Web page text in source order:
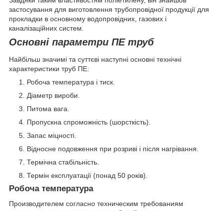
застосування для виготовлення трубопровідної продукції для
прокладки в основному водопровідних, газових і
каналізаційних систем.
Основні параметри ПЕ труб
Найбільш значимі та суттєві наступні основні технічні
характеристики труб ПЕ:
Робоча температура і тиск.
Діаметр вироби.
Питома вага.
Пропускна спроможність (шорсткість).
Запас міцності.
Відносне подовження при розриві і після нагрівання.
Термічна стабільність.
Термін експлуатації (понад 50 років).
Робоча температура
Производителем согласно техническим требованиям